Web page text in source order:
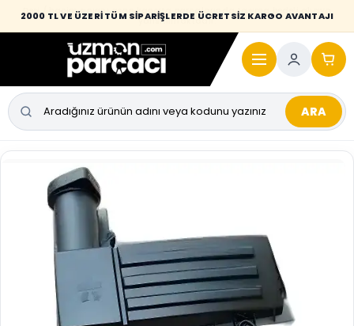
2000 TL VE ÜZERİ TÜM SİPARİŞLERDE ÜCRETSİZ KARGO AVANTAJI
Desi / hacim sınırını aşan kaporta parçalarında taşıma bedeli alıcıya
yansıtılmaktadır.
ARA